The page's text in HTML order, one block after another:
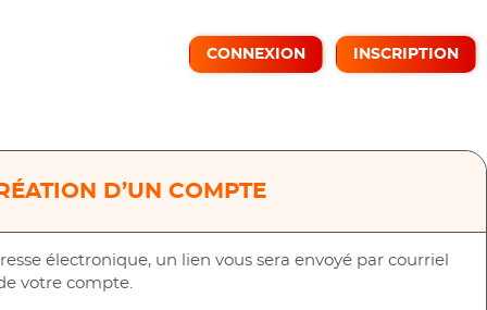
CONNEXION INSCRIPTION
D’UN COMPTE
électronique, un lien vous sera envoyé par courriel
votre compte.